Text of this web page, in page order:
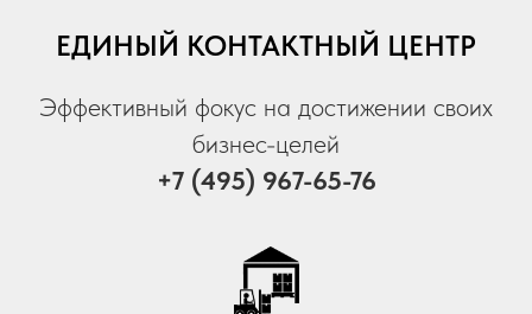
ЕДИНЫЙ КОНТАКТНЫЙ ЦЕНТР
Эффективный фокус на достижении своих
бизнес-целей
+7 (495) 967-65-76